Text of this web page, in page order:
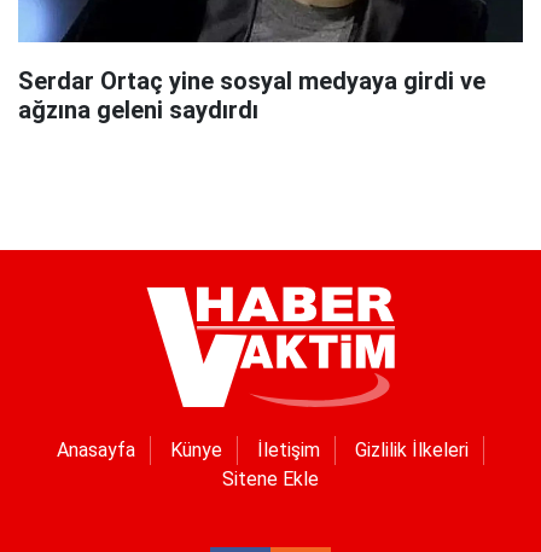
Serdar Ortaç yine sosyal medyaya girdi ve
ağzına geleni saydırdı
Anasayfa Künye İletişim
Gizlilik İlkeleri
Sitene Ekle